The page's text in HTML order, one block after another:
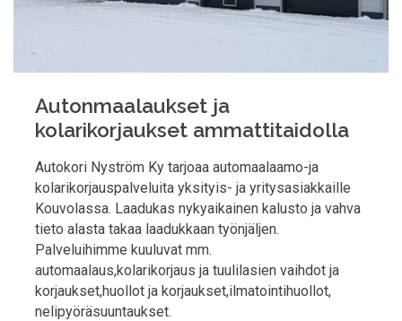
Autonmaalaukset ja
kolarikorjaukset ammattitaidolla
Autokori Nyström Ky tarjoaa automaalaamo-ja
kolarikorjauspalveluita yksityis- ja yritysasiakkaille
Kouvolassa. Laadukas nykyaikainen kalusto ja vahva
tieto alasta takaa laadukkaan työnjäljen.
Palveluihimme kuuluvat mm.
automaalaus,kolarikorjaus ja tuulilasien vaihdot ja
korjaukset,huollot ja korjaukset,ilmatointihuollot,
nelipyöräsuuntaukset.